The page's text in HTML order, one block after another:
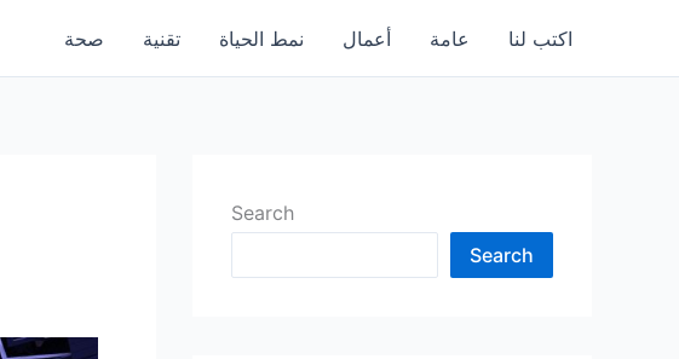
صحة تقنية نمط الحياة أعمال عامة اكتب لنا
Search
Search